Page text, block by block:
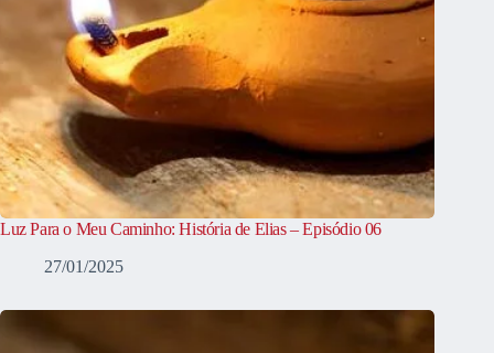
Luz Para o Meu Caminho: História de Elias – Episódio 06
27/01/2025